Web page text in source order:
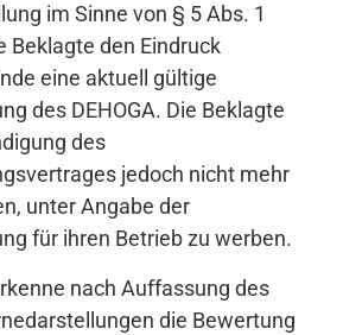
im Sinne von § 5 Abs. 1
Beklagte den Eindruck
eine aktuell gültige
des DEHOGA. Die Beklagte
des
jedoch nicht mehr
unter Angabe der
für ihren Betrieb zu werben.
nach Auffassung des
die Bewertung